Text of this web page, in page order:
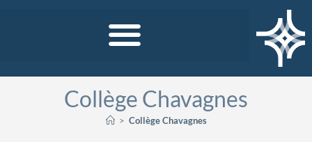
Collège Chavagnes
> Collège Chavagnes